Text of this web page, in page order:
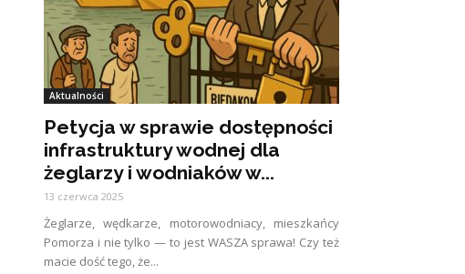
Aktualności
Petycja w sprawie dostępności
infrastruktury wodnej dla
żeglarzy i wodniaków w...
13 czerwca 2025
Żeglarze, wędkarze, motorowodniacy, mieszkańcy
Pomorza i nie tylko — to jest WASZA sprawa! Czy też
macie dość tego, że...